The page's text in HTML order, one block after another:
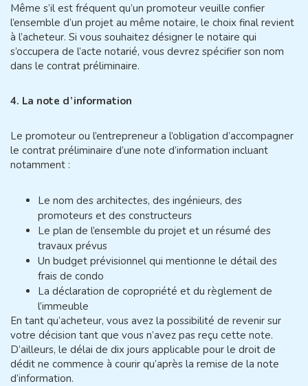
Même s’il est fréquent qu’un promoteur veuille confier
l’ensemble d’un projet au même notaire, le choix final revient
à l’acheteur. Si vous souhaitez désigner le notaire qui
s’occupera de l’acte notarié, vous devrez spécifier son nom
dans le contrat préliminaire.
4. La note d’information
Le promoteur ou l’entrepreneur a l’obligation d’accompagner
le contrat préliminaire d’une note d’information incluant
notamment :
Le nom des architectes, des ingénieurs, des
promoteurs et des constructeurs
Le plan de l’ensemble du projet et un résumé des
travaux prévus
Un budget prévisionnel qui mentionne le détail des
frais de condo
La déclaration de copropriété et du règlement de
l’immeuble
En tant qu’acheteur, vous avez la possibilité de revenir sur
votre décision tant que vous n’avez pas reçu cette note.
D’ailleurs, le délai de dix jours applicable pour le droit de
dédit ne commence à courir qu’après la remise de la note
d’information.